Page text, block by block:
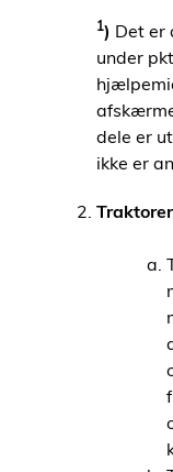
1) Det er
under
dele er
ikke er